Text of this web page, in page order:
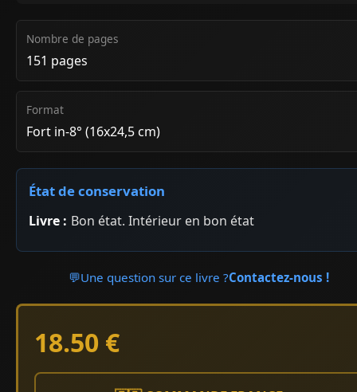
Nombre de pages
151 pages
Format
Fort in-8° (16x24,5 cm)
État de conservation
Livre : Bon état. Intérieur en bon état
💬Une question sur ce livre ?Contactez-nous !
18.50 €